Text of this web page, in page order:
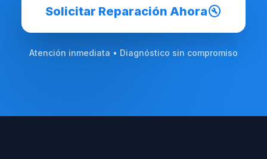
Solicitar Reparación Ahorabuild_circle
Atención inmediata • Diagnóstico sin compromiso